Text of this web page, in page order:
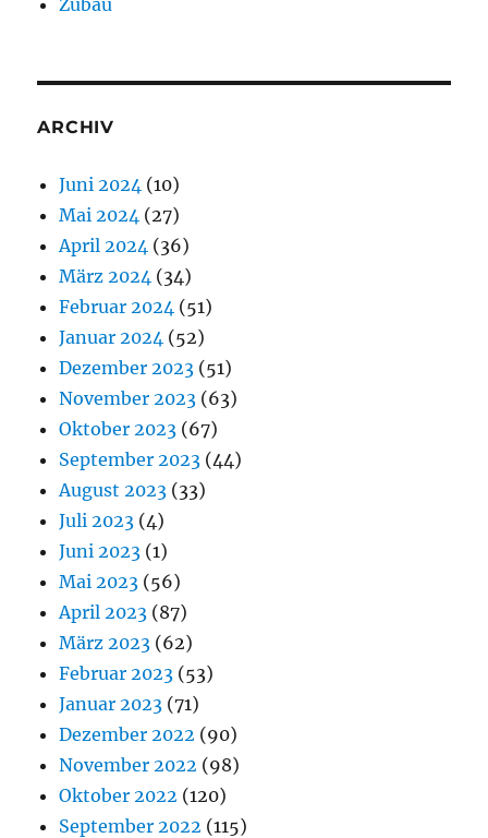
ARCHIV
Juni 2024 (10)
Mai 2024 (27)
April 2024 (36)
März 2024 (34)
Februar 2024 (51)
Januar 2024 (52)
Dezember 2023 (51)
November 2023 (63)
Oktober 2023 (67)
September 2023 (44)
August 2023 (33)
Juli 2023 (4)
Juni 2023 (1)
Mai 2023 (56)
April 2023 (87)
März 2023 (62)
Februar 2023 (53)
Januar 2023 (71)
Dezember 2022 (90)
November 2022 (98)
Oktober 2022 (120)
September 2022 (115)